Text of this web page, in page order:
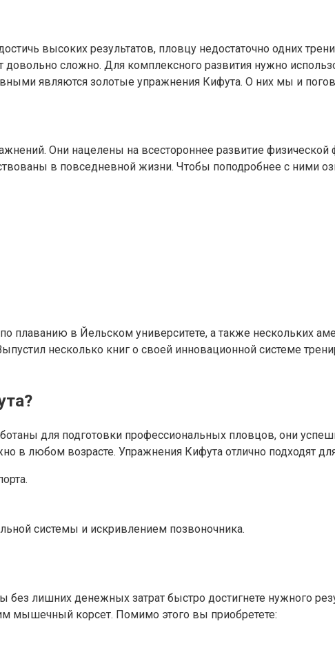
высоких результатов, пловцу недостаточно одних
довольно сложно. Для комплексного развития нужно
являются золотые упражнения Кифута. О них мы и
Они нацелены на всестороннее развитие
в повседневной жизни. Чтобы поподробнее с ними
в Йельском университете, а также нескольких
несколько книг о своей инновационной системе
для подготовки профессиональных пловцов, они
в любом возрасте. Упражнения Кифута отлично подходят
системы и искривлением позвоночника.
лишних денежных затрат быстро достигнете нужного
мышечный корсет. Помимо этого вы приобретете: